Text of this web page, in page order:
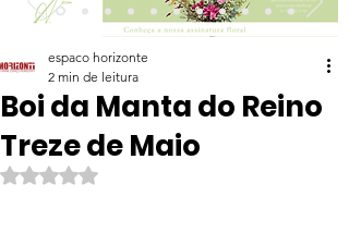
Boi da Manta do Reino
Treze de Maio
espaco horizonte
2 min de leitura
Avaliado com NaN de 5 estrelas.